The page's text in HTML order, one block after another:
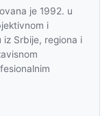
je 1992. u
i
iz Srbije, regiona i